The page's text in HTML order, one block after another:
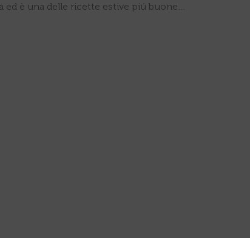
ed è una delle ricette estive piú buone…